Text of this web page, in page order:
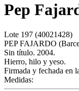
Pep
Lote 197 (40021428)
PEP FAJARDO
Sin título. 2004.
Hierro, hilo y yeso.
Firmada y fechada en
Medidas: